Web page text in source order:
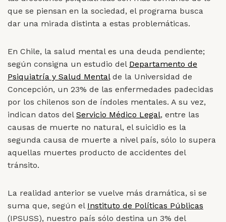
que se piensan en la sociedad, el programa busca
dar una mirada distinta a estas problemáticas.
En Chile, la salud mental es una deuda pendiente;
según consigna un estudio del Departamento de
Psiquiatría y Salud Mentalde la Universidad de
Concepción, un 23% de las enfermedades padecidas
por los chilenos son de índoles mentales. A su vez,
indican datos del Servicio Médico Legal, entre las
causas de muerte no natural, el suicidio es la
segunda causa de muerte a nivel país, sólo lo supera
aquellas muertes producto de accidentes del
tránsito.
La realidad anterior se vuelve más dramática, si se
suma que, según el Instituto de Políticas Públicas
(IPSUSS), nuestro país sólo destina un 3% del